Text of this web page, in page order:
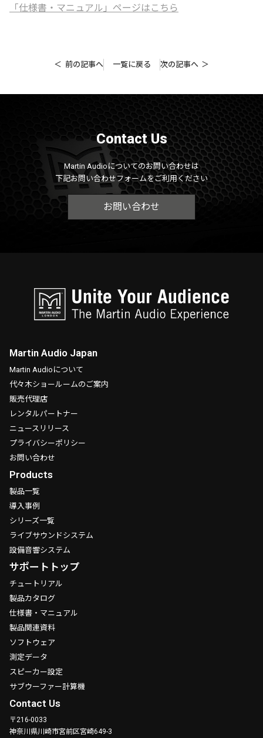
「仕様書・マニュアル」ページはこちら
前の記事へ 一覧に戻る 次の記事へ
Contact Us
Martin Audioについてのお問い合わせは
下記お問い合わせフォームをご利用ください
お問い合わせ
Martin Audio Japan
Martin Audioについて
代々木ショールームのご案内
販売代理店
レンタルパートナー
ニュースリリース
プライバシーポリシー
お問い合わせ
Products
製品一覧
導入事例
シリーズ一覧
ライブサウンドシステム
設備音響システム
サポートトップ
チュートリアル
製品カタログ
仕様書・マニュアル
製品関連資料
ソフトウェア
測定データ
スピーカー設定
サブウーファー計算機
Contact Us
〒216-0033
神奈川県川崎市宮前区宮崎649-3